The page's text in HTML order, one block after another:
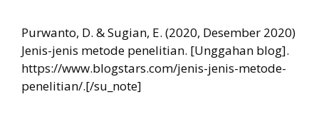
Purwanto, D. & Sugian, E. (2020, Desember 2020)
Jenis-jenis metode penelitian. [Unggahan blog].
https://www.blogstars.com/jenis-jenis-metode-
penelitian/.[/su_note]